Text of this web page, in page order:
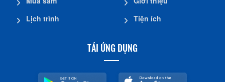
Lịch trình
Tiện ích
TẢI ỨNG DỤNG